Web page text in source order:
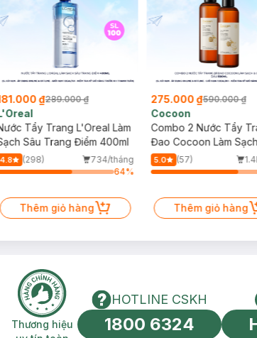
₫289.000 ₫
Tẩy Trang L'Oreal Làm
Sâu Trang Điểm 400ml
4.8 (298)
734/tháng
64%
Thêm giỏ hàng
275.000 ₫590.000 ₫
Cocoon
Combo 2 Nước Tẩy
Đao Cocoon Làm
Giảm Dầu 500ml
5.0 (57)
Thêm giỏ hàng
Thương hiệu uy tín toàn cầu
Thương hiệu
HOTLINE CSKH
HOTLINE CSKH
1800 6324